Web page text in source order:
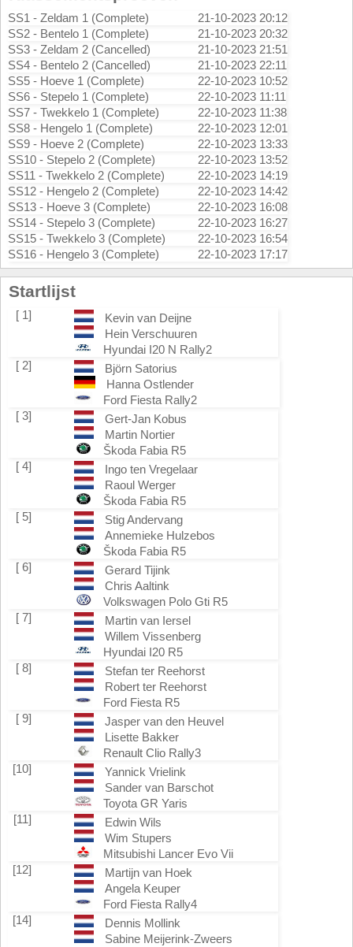
SS1 - Zeldam 1 (Complete)
21-10-2023 20:12
SS2 - Bentelo 1 (Complete)
21-10-2023 20:32
SS3 - Zeldam 2 (Cancelled)
21-10-2023 21:51
SS4 - Bentelo 2 (Cancelled)
21-10-2023 22:11
SS5 - Hoeve 1 (Complete)
22-10-2023 10:52
SS6 - Stepelo 1 (Complete)
22-10-2023 11:11
SS7 - Twekkelo 1 (Complete)
22-10-2023 11:38
SS8 - Hengelo 1 (Complete)
22-10-2023 12:01
SS9 - Hoeve 2 (Complete)
22-10-2023 13:33
SS10 - Stepelo 2 (Complete)
22-10-2023 13:52
SS11 - Twekkelo 2 (Complete)
22-10-2023 14:19
SS12 - Hengelo 2 (Complete)
22-10-2023 14:42
SS13 - Hoeve 3 (Complete)
22-10-2023 16:08
SS14 - Stepelo 3 (Complete)
22-10-2023 16:27
SS15 - Twekkelo 3 (Complete)
22-10-2023 16:54
SS16 - Hengelo 3 (Complete)
22-10-2023 17:17
Startlijst
[ 1]
Kevin van Deijne
Hein Verschuuren
Hyundai I20 N Rally2
[ 2]
Björn Satorius
Hanna Ostlender
Ford Fiesta Rally2
[ 3]
Gert-Jan Kobus
Martin Nortier
Škoda Fabia R5
[ 4]
Ingo ten Vregelaar
Raoul Werger
Škoda Fabia R5
[ 5]
Stig Andervang
Annemieke Hulzebos
Škoda Fabia R5
[ 6]
Gerard Tijink
Chris Aaltink
Volkswagen Polo Gti R5
[ 7]
Martin van Iersel
Willem Vissenberg
Hyundai I20 R5
[ 8]
Stefan ter Reehorst
Robert ter Reehorst
Ford Fiesta R5
[ 9]
Jasper van den Heuvel
Lisette Bakker
Renault Clio Rally3
[10]
Yannick Vrielink
Sander van Barschot
Toyota GR Yaris
[11]
Edwin Wils
Wim Stupers
Mitsubishi Lancer Evo Vii
[12]
Martijn van Hoek
Angela Keuper
Ford Fiesta Rally4
[14]
Dennis Mollink
Sabine Meijerink-Zweers